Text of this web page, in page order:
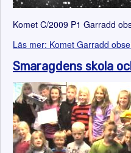
Komet C/2009 P1 Garradd
Läs mer: Komet Garradd
Smaragdens skola